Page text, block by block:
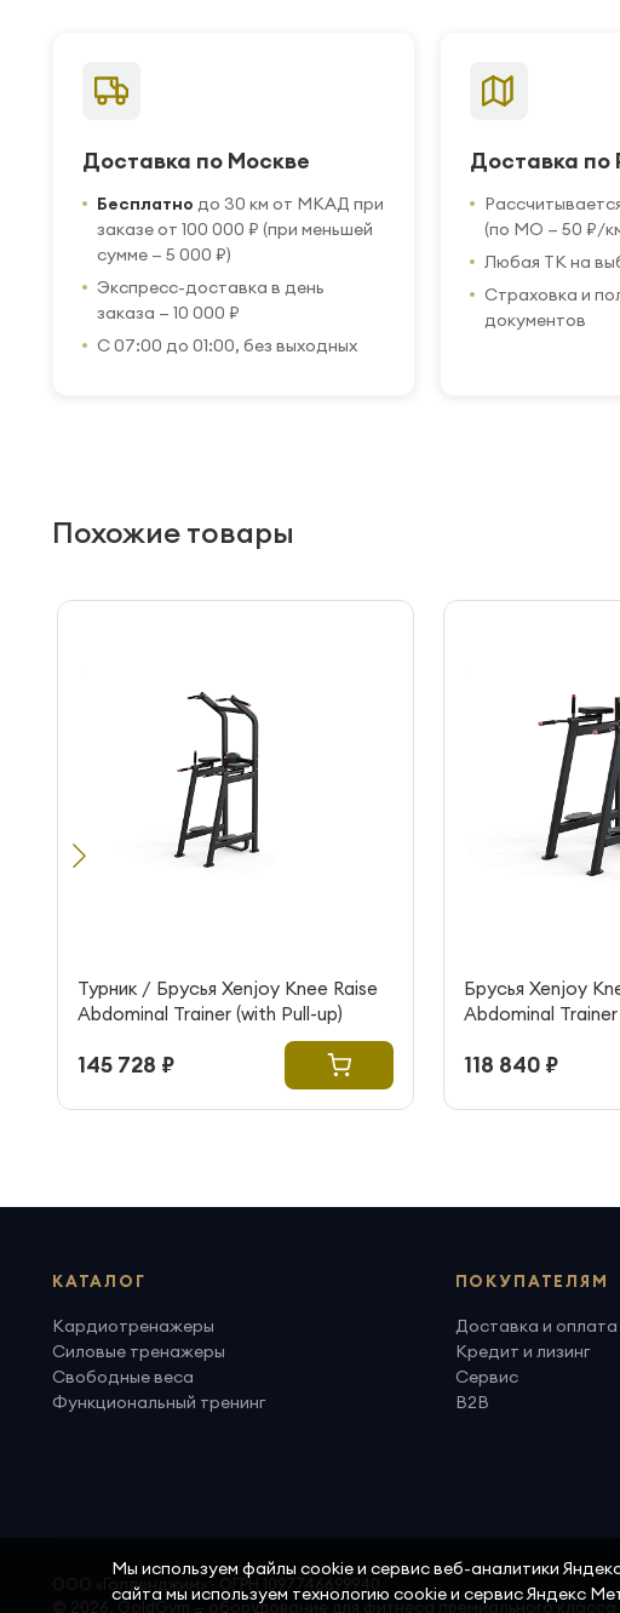
Доставка по Москве
Бесплатно до 30 км от МКАД при
заказе от 100 000 ₽ (при меньшей
сумме — 5 000 ₽)
Экспресс-доставка в день
заказа — 10 000 ₽
С 07:00 до 01:00, без выходных
Доставка по
(по МО — 50 ₽/
Любая ТК на
Страховка и
документов
Похожие товары
Турник / Брусья Xenjoy Knee Raise
Abdominal Trainer (with Pull-up)
145 728 ₽
Брусья Xenjoy
Abdominal Trainer
118 840 ₽
КАТАЛОГ
Кардиотренажеры
Силовые тренажеры
Свободные веса
Функциональный тренинг
ПОКУПАТЕЛЯМ
Доставка и оплата
Кредит и лизинг
Сервис
B2B
ООО «Голденджим» · ОГРН 1097746699940
© 2026, GoldGym — оборудование для фитнеса премиального класса
Мы используем файлы cookie и сервис веб-аналитики
сайта мы используем технологию cookie и сервис Яндекс